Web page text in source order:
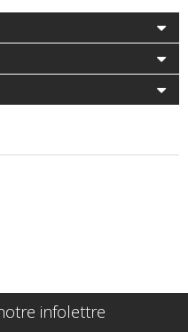
infolettre